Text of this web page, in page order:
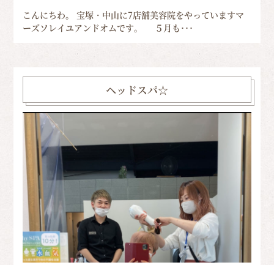
こんにちわ。 宝塚・中山に7店舗美容院をやっていますマ
ーズソレイユアンドオムです。 ５月も･･･
ヘッドスパ☆